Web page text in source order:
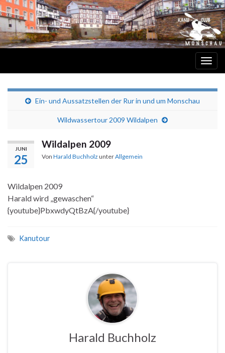
Ein- und Aussatzstellen der Rur in und um Monschau
Wildwassertour 2009 Wildalpen
JUNI
25
Wildalpen 2009
Von Harald Buchholz unterAllgemein
Wildalpen 2009
Harald wird „gewaschen“
{youtube}PbxwdyQtBzA{/youtube}
Kanutour
Harald Buchholz